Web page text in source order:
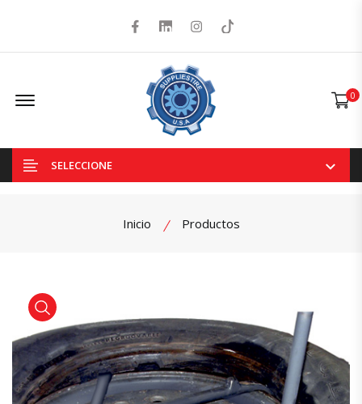
FacebookLinkedInInstagram
Tiktok
Offcanvas Menu Open 0
SELECCIONE
Inicio Productos
product view